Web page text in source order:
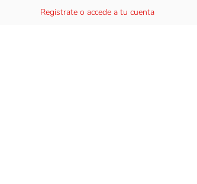
Registrate o accede a tu cuenta